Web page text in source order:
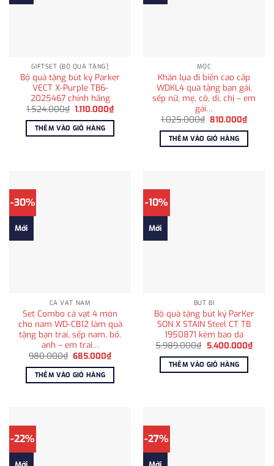
GIFTSET (BỘ QUÀ TẶNG)
Bộ quà tặng bút ký Parker
VECT X-Purple TB6-
2025467 chính hãng
1.524.000₫ Giá
là:
1.524.000₫.
1.110.000₫Giá
THÊM VÀO GIỎ HÀNG
MỘC
Khăn lụa đi biển cao cấp
WDKL4 quà tặng bạn gái,
sếp nữ, mẹ, cô, dì, chị – em
gái…
1.025.000₫ Giá
là:
1.025.000₫.
810.000₫Giá
tại
THÊM VÀO GIỎ HÀNG
-30%
Mới
CÀ VẠT NAM
Set Combo cà vạt 4 món
cho nam WD-CB12 làm quà
tặng bạn trai, sếp nam, bố,
anh – em trai…
980.000₫ Giá
là:
980.000₫.
685.000₫Giá
hiện
tại
685.000₫.
THÊM VÀO GIỎ HÀNG
-10%
Mới
BÚT BI
Bộ quà tặng bút ký ParKer
SON X STAIN Steel CT TB
1950871 kèm bao da
5.989.000₫ Giá
là:
5.989.000₫.
5.400.000₫Giá
hiện
THÊM VÀO GIỎ HÀNG
-22% -27%